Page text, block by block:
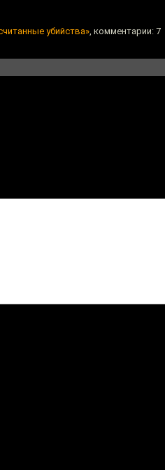
убийства», комментарии: 7